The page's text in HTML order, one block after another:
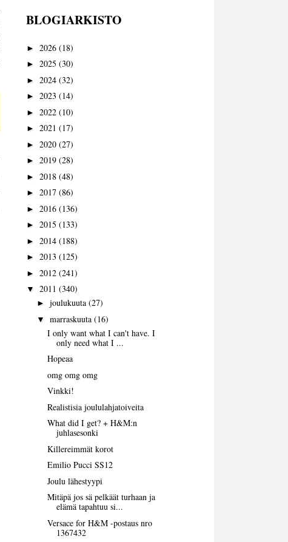
BLOGIARKISTO
► 2026 (18)
► 2025 (30)
► 2024 (32)
► 2023 (14)
► 2022 (10)
► 2021 (17)
► 2020 (27)
► 2019 (28)
► 2018 (48)
► 2017 (86)
► 2016 (136)
► 2015 (133)
► 2014 (188)
► 2013 (125)
► 2012 (241)
▼ 2011 (340)
► joulukuuta (27)
▼ marraskuuta (16)
I only want what I can't have. I
only need what I ...
Hopeaa
omg omg omg
Vinkki!
Realistisia joululahjatoiveita
What did I get? + H&M:n
juhlasesonki
Killereimmät korot
Emilio Pucci SS12
Joulu lähestyypi
Mitäpä jos sä pelkäät turhaan ja
elämä tapahtuu si...
Versace for H&M -postaus nro
1367432